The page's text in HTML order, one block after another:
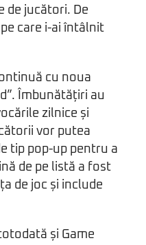
de jucători. De
care i-ai întâlnit
cu noua
Îmbunătățiri au
zilnice și
vor putea
tip pop-up pentru a
de pe listă a fost
de joc și include
și Game